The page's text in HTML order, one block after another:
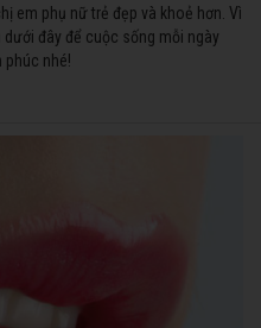
em phụ nữ trẻ đẹp và khoẻ hơn. Vì
dưới đây để cuộc sống mỗi ngày
phúc nhé!